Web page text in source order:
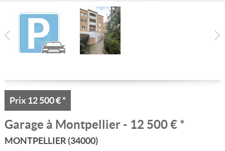
Location/gestion
Location saisonnière
Syndic
Méditerranée
Mon compte
Prix 12 500 €*
Garage à Montpellier - 12 500 € *
MONTPELLIER (34000)